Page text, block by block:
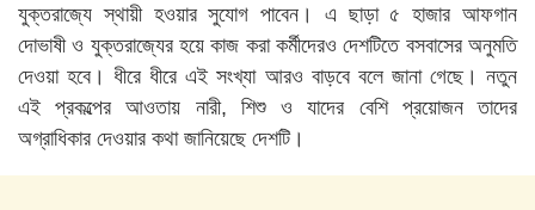
যুক্তরাজ্যে স্থায়ী হওয়ার সুযোগ পাবেন। এ ছাড়া ৫ হাজার আফগান
দোভাষী ও যুক্তরাজ্যের হয়ে কাজ করা কর্মীদেরও দেশটিতে বসবাসের অনুমতি
দেওয়া হবে। ধীরে ধীরে এই সংখ্যা আরও বাড়বে বলে জানা গেছে। নতুন
এই প্রকল্পের আওতায় নারী, শিশু ও যাদের বেশি প্রয়োজন তাদের
অগ্রাধিকার দেওয়ার কথা জানিয়েছে দেশটি।